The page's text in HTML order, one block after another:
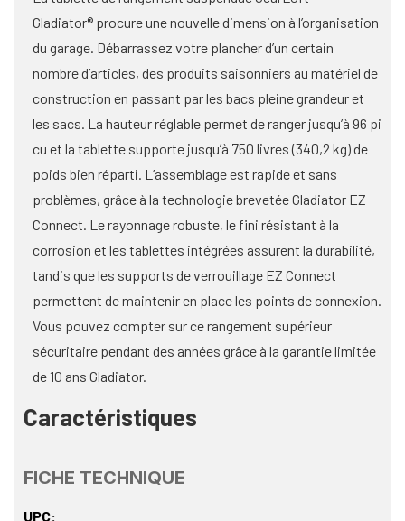
Gladiator® procure une nouvelle dimension à l’organisation
du garage. Débarrassez votre plancher d’un certain
nombre d’articles, des produits saisonniers au matériel de
construction en passant par les bacs pleine grandeur et
les sacs. La hauteur réglable permet de ranger jusqu’à 96 pi
cu et la tablette supporte jusqu’à 750 livres (340,2 kg) de
poids bien réparti. L’assemblage est rapide et sans
problèmes, grâce à la technologie brevetée Gladiator EZ
Connect. Le rayonnage robuste, le fini résistant à la
corrosion et les tablettes intégrées assurent la durabilité,
tandis que les supports de verrouillage EZ Connect
permettent de maintenir en place les points de connexion.
Vous pouvez compter sur ce rangement supérieur
sécuritaire pendant des années grâce à la garantie limitée
de 10 ans Gladiator.
Caractéristiques
FICHE TECHNIQUE
UPC